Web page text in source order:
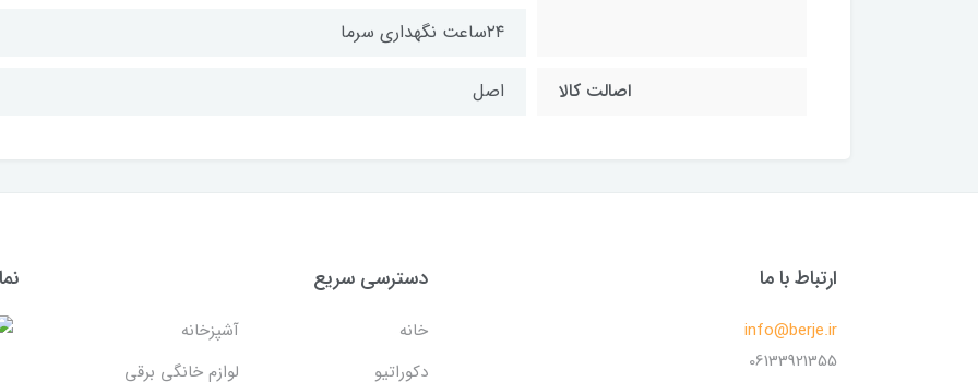
۲۴ساعت نگهداری سرما
اصالت کالا اصل
ارتباط با ما
info@berje.ir
06133921355
دسترسی سریع
خانه
آشپزخانه
دکوراتیو
لوازم خانگی برقی